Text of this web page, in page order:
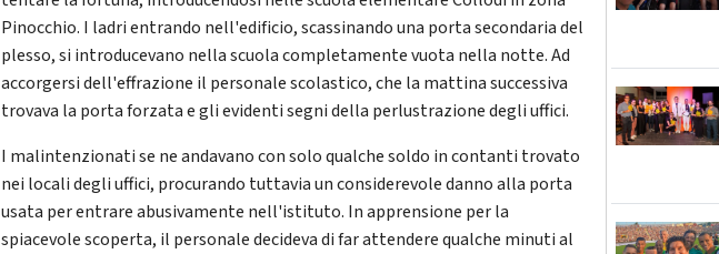
Pinocchio. I ladri entrando nell'edificio, scassinando una porta secondaria del
plesso, si introducevano nella scuola completamente vuota nella notte. Ad
accorgersi dell'effrazione il personale scolastico, che la mattina successiva
trovava la porta forzata e gli evidenti segni della perlustrazione degli uffici.
I malintenzionati se ne andavano con solo qualche soldo in contanti trovato
nei locali degli uffici, procurando tuttavia un considerevole danno alla porta
usata per entrare abusivamente nell'istituto. In apprensione per la
spiacevole scoperta, il personale decideva di far attendere qualche minuti al